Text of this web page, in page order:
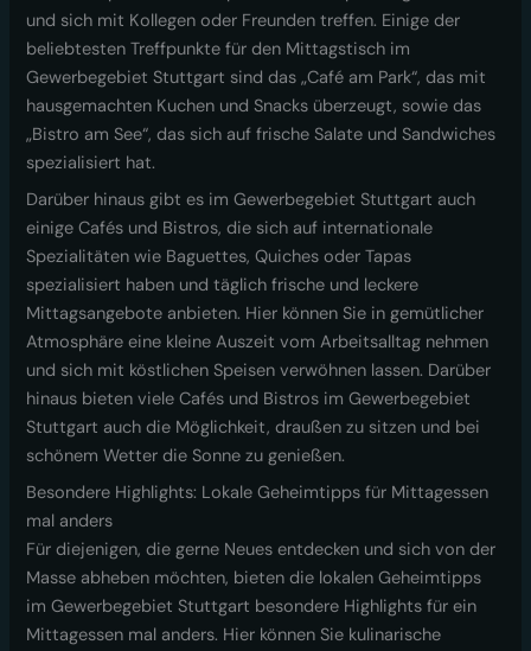
und sich mit Kollegen oder Freunden treffen. Einige der
beliebtesten Treffpunkte für den Mittagstisch im
Gewerbegebiet Stuttgart sind das „Café am Park“, das mit
hausgemachten Kuchen und Snacks überzeugt, sowie das
„Bistro am See“, das sich auf frische Salate und Sandwiches
spezialisiert hat.
Darüber hinaus gibt es im Gewerbegebiet Stuttgart auch
einige Cafés und Bistros, die sich auf internationale
Spezialitäten wie Baguettes, Quiches oder Tapas
spezialisiert haben und täglich frische und leckere
Mittagsangebote anbieten. Hier können Sie in gemütlicher
Atmosphäre eine kleine Auszeit vom Arbeitsalltag nehmen
und sich mit köstlichen Speisen verwöhnen lassen. Darüber
hinaus bieten viele Cafés und Bistros im Gewerbegebiet
Stuttgart auch die Möglichkeit, draußen zu sitzen und bei
schönem Wetter die Sonne zu genießen.
Besondere Highlights: Lokale Geheimtipps für Mittagessen
mal anders
Für diejenigen, die gerne Neues entdecken und sich von der
Masse abheben möchten, bieten die lokalen Geheimtipps
im Gewerbegebiet Stuttgart besondere Highlights für ein
Mittagessen mal anders. Hier können Sie kulinarische